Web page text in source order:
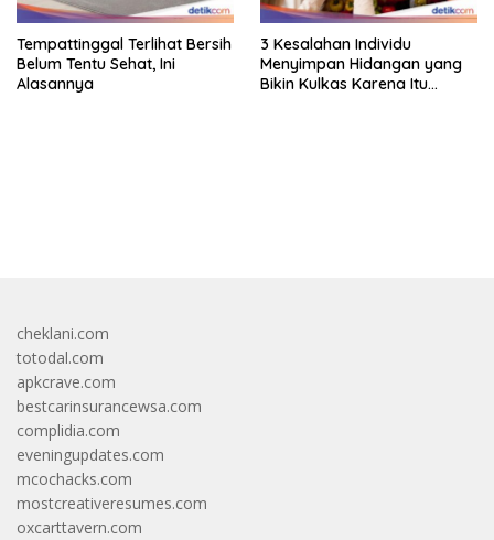
Tempattinggal Terlihat Bersih
Belum Tentu Sehat, Ini
Alasannya
3 Kesalahan Individu
Menyimpan Hidangan yang
Bikin Kulkas Karena Itu
cheklani.com
totodal.com
apkcrave.com
bestcarinsurancewsa.com
complidia.com
eveningupdates.com
mcochacks.com
mostcreativeresumes.com
oxcarttavern.com